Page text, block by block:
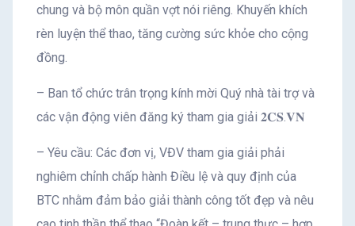
chung và bộ môn quần vợt nói riêng. Khuyến khích
rèn luyện thể thao, tăng cường sức khỏe cho cộng
đồng.
– Ban tổ chức trân trọng kính mời Quý nhà tài trợ và
các vận động viên đăng ký tham gia giải 𝟐𝐂𝐒.𝐕𝐍
– Yêu cầu: Các đơn vị, VĐV tham gia giải phải
nghiêm chỉnh chấp hành Điều lệ và quy định của
BTC nhằm đảm bảo giải thành công tốt đẹp và nêu